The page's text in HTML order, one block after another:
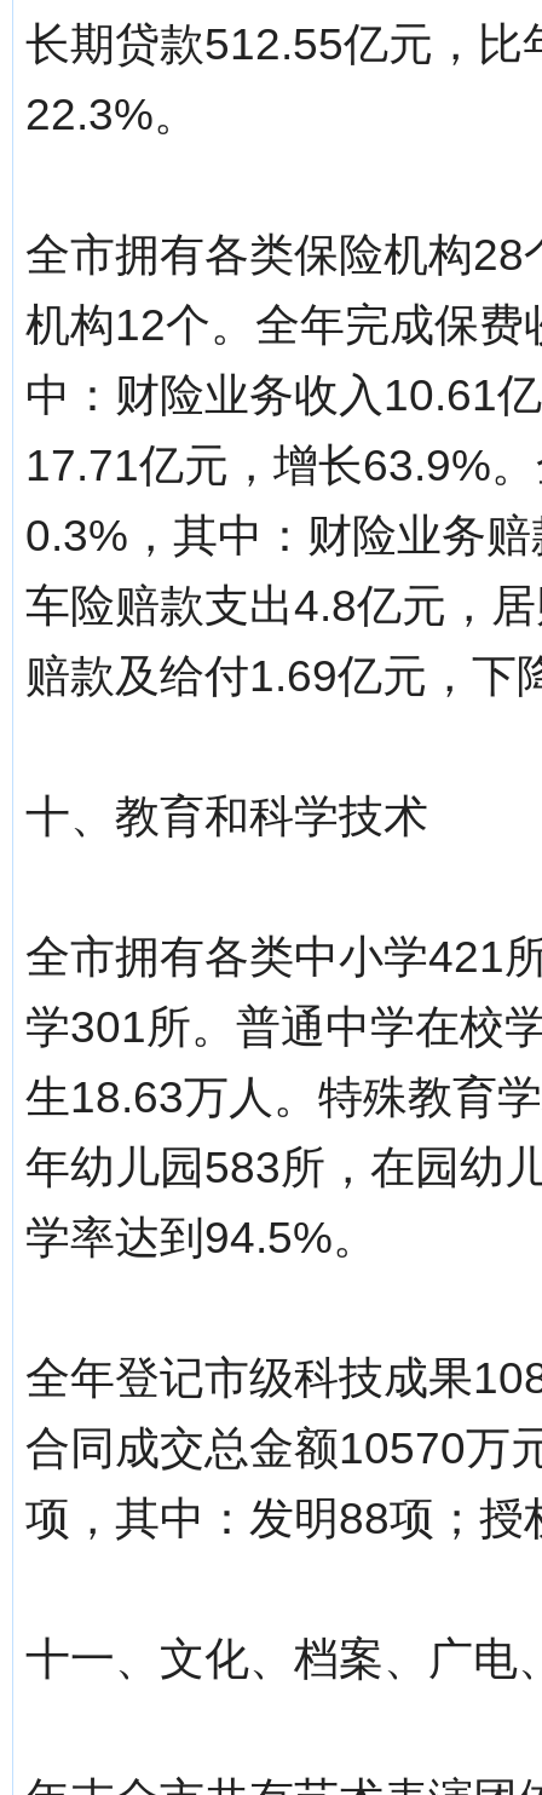
长期贷款512.55亿元，
22.3%。
全市拥有各类保险机构
机构12个。全年完成保
中：财险业务收入10.61
17.71亿元，增长63.9%
0.3%，其中：财险业务
车险赔款支出4.8亿元，
赔款及给付1.69亿元，下
十、教育和科学技术
全市拥有各类中小学421
学301所。普通中学在校
生18.63万人。特殊教育
年幼儿园583所，在园幼
学率达到94.5%。
全年登记市级科技成果
合同成交总金额10570万
项，其中：发明88项；
十一、文化、档案、广电